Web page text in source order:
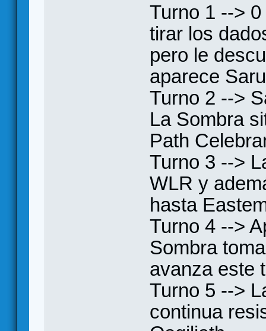
Turno 1 -->
tirar los
pero le
aparece
Turno 2 -->
La Sombra
Path
Turno 3 -->
WLR y
hasta
Turno 4 -->
Sombra
avanza este
Turno 5 -->
continua